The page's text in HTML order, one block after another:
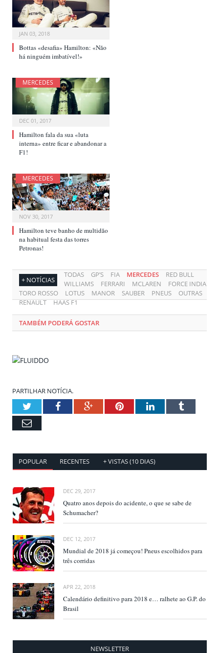
JAN 03, 2018
Bottas «desafia» Hamilton: «Não
há ninguém imbatível!»
MERCEDES
DEC 01, 2017
Hamilton fala da sua «luta
interna» entre ficar e abandonar a
F1!
MERCEDES
NOV 30, 2017
Hamilton teve banho de multidão
na habitual festa das torres
Petronas!
+ NOTÍCIAS
TODAS GP’S FIA MERCEDES
RED BULL
WILLIAMS
FERRARI MCLAREN
FORCE INDIA
TORO ROSSO
LOTUS MANOR SAUBER PNEUS
OUTRAS
RENAULT
HAAS F1
TAMBÉM PODERÁ GOSTAR
PARTILHAR NOTÍCIA.
TwitterFacebookGoogle+PinterestLinkedInTumblr
Email
POPULAR RECENTES + VISTAS (10 DIAS)
DEC 29, 2017
Quatro anos depois do acidente, o que se sabe de
Schumacher?
DEC 12, 2017
Mundial de 2018 já começou! Pneus escolhidos para
três corridas
APR 22, 2018
Calendário definitivo para 2018 e… ralhete ao G.P. do
Brasil
NEWSLETTER